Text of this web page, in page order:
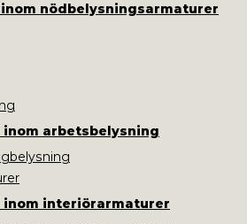
nödbelysningsarmaturer
arbetsbelysning
inom interiörarmaturer